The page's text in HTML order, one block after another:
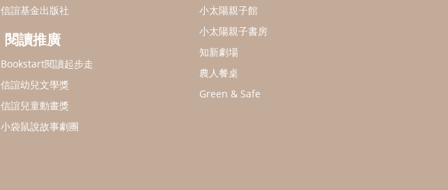
信誼基金出版社
閱讀推廣
Bookstart閱讀起步走
信誼幼兒文學獎
信誼兒童動畫獎
小袋鼠說故事劇團
小太陽親子館
小太陽親子書房
知新劇場
農人餐桌
Green & Safe